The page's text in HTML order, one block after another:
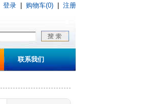
登录 购物车(0) 注册
联系我们